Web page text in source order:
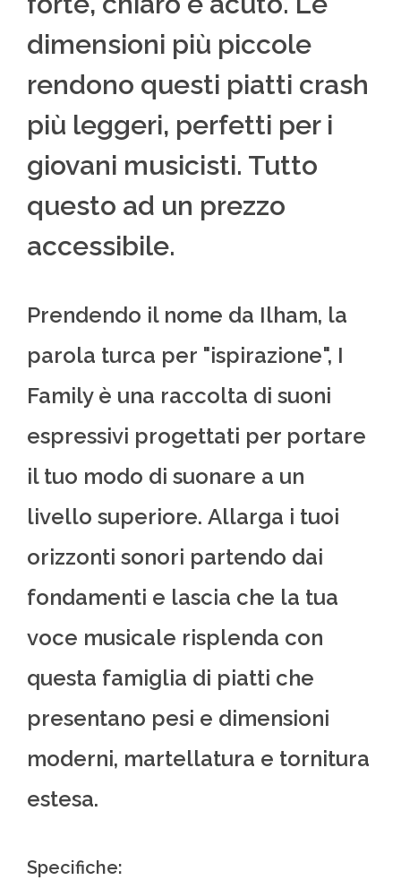
dimensioni più piccole
rendono questi piatti crash
più leggeri, perfetti per i
giovani musicisti. Tutto
questo ad un prezzo
accessibile.
Prendendo il nome da Ilham, la
parola turca per "ispirazione", I
Family è una raccolta di suoni
espressivi progettati per portare
il tuo modo di suonare a un
livello superiore. Allarga i tuoi
orizzonti sonori partendo dai
fondamenti e lascia che la tua
voce musicale risplenda con
questa famiglia di piatti che
presentano pesi e dimensioni
moderni, martellatura e tornitura
estesa.
Specifiche: